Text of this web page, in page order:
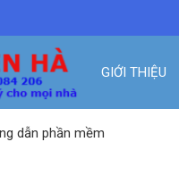
GIỚI THIỆU
dẫn phần mềm